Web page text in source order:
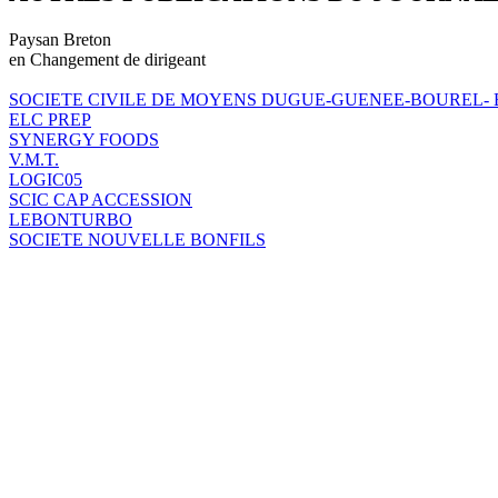
Paysan Breton
en Changement de dirigeant
SOCIETE CIVILE DE MOYENS DUGUE-GUENEE-BOUREL-
ELC PREP
SYNERGY FOODS
V.M.T.
LOGIC05
SCIC CAP ACCESSION
LEBONTURBO
SOCIETE NOUVELLE BONFILS